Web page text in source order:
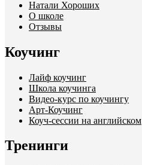
Натали Хороших
О школе
Отзывы
Коучинг
Лайф коучинг
Школа коучинга
Видео-курс по коучингу
Арт-Коучинг
Коуч-сессии на английском
Тренинги